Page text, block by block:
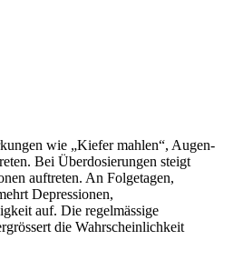
wie „Kiefer mahlen“, Augen-
Bei Überdosierungen steigt
auftreten. An Folgetagen,
Depressionen,
auf. Die regelmässige
die Wahrscheinlichkeit